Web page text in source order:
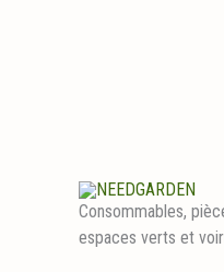
Consommables,
espaces verts et